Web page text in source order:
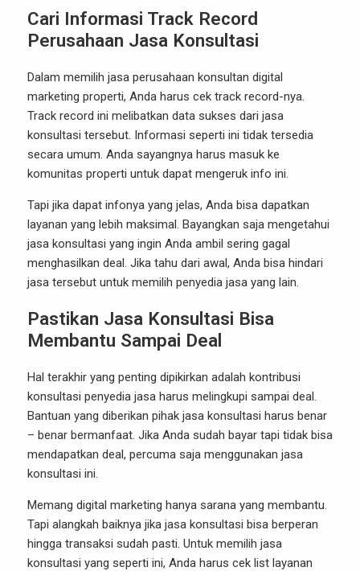
Cari Informasi Track Record
Perusahaan Jasa Konsultasi
Dalam memilih jasa perusahaan konsultan digital
marketing properti, Anda harus cek track record-nya.
Track record ini melibatkan data sukses dari jasa
konsultasi tersebut. Informasi seperti ini tidak tersedia
secara umum. Anda sayangnya harus masuk ke
komunitas properti untuk dapat mengeruk info ini.
Tapi jika dapat infonya yang jelas, Anda bisa dapatkan
layanan yang lebih maksimal. Bayangkan saja mengetahui
jasa konsultasi yang ingin Anda ambil sering gagal
menghasilkan deal. Jika tahu dari awal, Anda bisa hindari
jasa tersebut untuk memilih penyedia jasa yang lain.
Pastikan Jasa Konsultasi Bisa
Membantu Sampai Deal
Hal terakhir yang penting dipikirkan adalah kontribusi
konsultasi penyedia jasa harus melingkupi sampai deal.
Bantuan yang diberikan pihak jasa konsultasi harus benar
– benar bermanfaat. Jika Anda sudah bayar tapi tidak bisa
mendapatkan deal, percuma saja menggunakan jasa
konsultasi ini.
Memang digital marketing hanya sarana yang membantu.
Tapi alangkah baiknya jika jasa konsultasi bisa berperan
hingga transaksi sudah pasti. Untuk memilih jasa
konsultasi yang seperti ini, Anda harus cek list layanan